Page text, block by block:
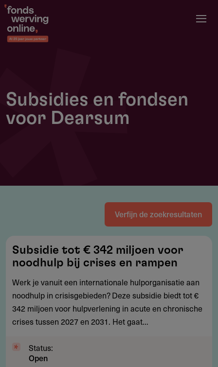
Overslaan
naar
de
Subsidies en fondsen
voor Dearsum
Verfijn de zoekresultaten
tot
€
342
miljoen
voor
noodhulp
crises
Subsidie tot € 342 miljoen voor
noodhulp bij crises en rampen
Werk je vanuit een internationale hulporganisatie aan
noodhulp in crisisgebieden? Deze subsidie biedt tot €
342 miljoen voor hulpverlening in acute en chronische
crises tussen 2027 en 2031. Het gaat...
Status:
Open